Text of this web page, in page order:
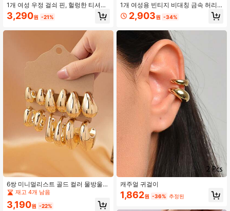
1개 여성 우정 걸쇠 핀, 헐렁한 티셔츠
와 청바지에 적합
3,290원 -21%
6쌍 미니멀리스트 골드 컬러 물방울
모양 클래식 굵은 후프 이어링 세트 여
재고 4개 남음
3,190원 -22%
1개 여성용 빈티지 비대칭 금속 허리
벨트 버클 - 셔츠, 드레스, 티셔츠에 적
합 - 헐렁한 상의를 조여주는 패션 의
2,903원 -34%
캐주얼 귀걸이
1,862원 -36% 추정된